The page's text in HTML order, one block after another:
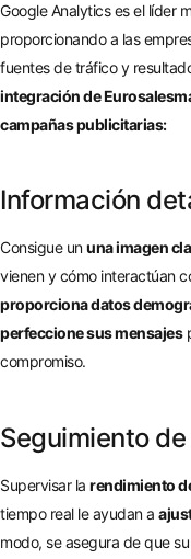
Google Analytics es el líder
proporcionando a las
fuentes de tráfico y
integración de
campañas publicitarias:
Información
Consigue ununa imagen
vienen y cómo interactúan
proporciona datos
perfeccione sus mensajes
compromiso.
Seguimiento
Supervisar la rendimiento
tiempo real le ayudan a
modo, se asegura de que